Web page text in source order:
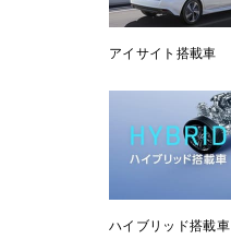
アイサイト搭載車
ハイブリッド搭載車